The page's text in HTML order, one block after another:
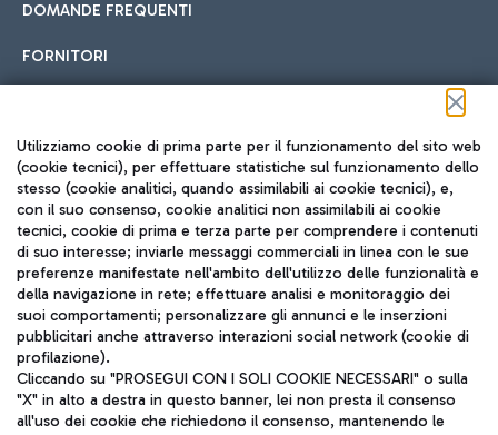
DOMANDE FREQUENTI
FORNITORI
Seguici sui social
TRAVEL JOURNAL
ITA
Utilizziamo cookie di prima parte per il funzionamento del sito web
(cookie tecnici), per effettuare statistiche sul funzionamento dello
stesso (cookie analitici, quando assimilabili ai cookie tecnici), e,
con il suo consenso, cookie analitici non assimilabili ai cookie
tecnici, cookie di prima e terza parte per comprendere i contenuti
di suo interesse; inviarle messaggi commerciali in linea con le sue
preferenze manifestate nell'ambito dell'utilizzo delle funzionalità e
della navigazione in rete; effettuare analisi e monitoraggio dei
suoi comportamenti; personalizzare gli annunci e le inserzioni
pubblicitari anche attraverso interazioni social network (cookie di
profilazione).
Cliccando su "PROSEGUI CON I SOLI COOKIE NECESSARI" o sulla
"X" in alto a destra in questo banner, lei non presta il consenso
all'uso dei cookie che richiedono il consenso, mantenendo le